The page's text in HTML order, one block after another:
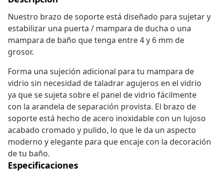
Nuestro brazo de soporte está diseñado para sujetar y
estabilizar una puerta / mampara de ducha o una
mampara de baño que tenga entre 4 y 6 mm de
grosor.
Forma una sujeción adicional para tu mampara de
vidrio sin necesidad de taladrar agujeros en el vidrio
ya que se sujeta sobre el panel de vidrio fácilmente
con la arandela de separación provista. El brazo de
soporte está hecho de acero inoxidable con un lujoso
acabado cromado y pulido, lo que le da un aspecto
moderno y elegante para que encaje con la decoración
de tu baño.
Especificaciones